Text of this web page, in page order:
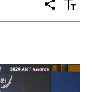
공
유
텍
스